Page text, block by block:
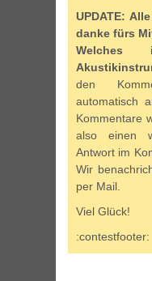
UPDATE:
danke fürs
den
automatisch
Kommentare
also einen
Antwort im
Wir
per Mail.
Viel Glück!
:contestfooter: